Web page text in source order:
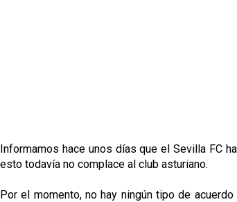
Informamos hace unos días que el Sevilla FC
esto todavía no complace al club asturiano.
Por el momento, no hay ningún tipo de